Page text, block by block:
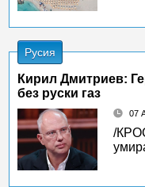
Русия
Кирил Дмитриев:
без руски газ
07
/